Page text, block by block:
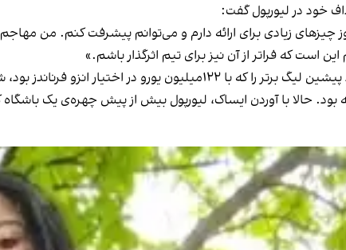
خود در لیورپول گفت:
چیزهای زیادی برای ارائه دارم و می‌توانم پیشرفت کنم. من
است که فراتر از آن نیز برای تیم اثرگذار باشم.»
بود. حالا با آوردن ایساک، لیورپول بیش از پیش چهره‌ی یک